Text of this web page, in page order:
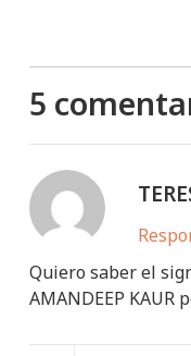
5
Quiero saber el
AMANDEEP KAUR